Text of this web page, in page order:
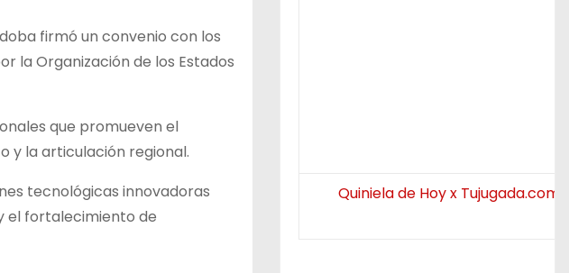
firmó un convenio con los
la Organización de los Estados
que promueven el
y la articulación regional.
tecnológicas innovadoras
el fortalecimiento de
Quiniela de Hoy x